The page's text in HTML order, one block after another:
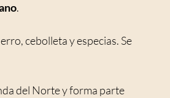
.
cebolleta y especias. Se
del Norte y forma parte